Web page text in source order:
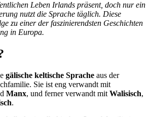
Leben Irlands präsent, doch nur ein
nutzt die Sprache täglich. Diese
zu einer der faszinierendsten Geschichten
in Europa.
gälische keltische Sprache aus der
Sie ist eng verwandt mit
Manx, und ferner verwandt mit Walisisch,
.